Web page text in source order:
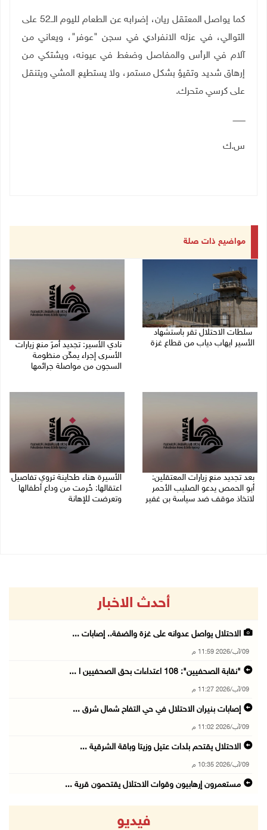
كما يواصل المعتقل ريان، إضرابه عن الطعام لليوم الــ52 على
التوالي، في عزله الانفرادي في سجن "عوفر"، ويعاني من
آلام في الرأس والمفاصل وضغط في عيونه، ويشتكي من
إرهاق شديد وتقيؤ بشكل مستمر، ولا يستطيع المشي ويتنقل
على كرسي متحرك.
ــــــــــ
س.ك
مواضيع ذات صلة
سلطات الاحتلال تقر باستشهاد
الأسير ايهاب دياب من قطاع غزة
نادي الأسير: تجديد أمرَ منع زيارات
الأسرى إجراء يمكّن منظومة
السجون من مواصلة جرائمها
بعد تجديد منع زيارات المعتقلين:
أبو الحمص يدعو الصليب الأحمر
لاتخاذ موقف ضد سياسة بن غفير
الأسيرة هناء طحاينة تروي تفاصيل
اعتقالها: حُرمت من وداع أطفالها
وتعرضت للإهانة
أحدث الاخبار
الاحتلال يواصل عدوانه على غزة والضفة.. إصابات ...
09/آب/2026 11:59 م
"نقابة الصحفيين": 108 اعتداءات بحق الصحفيين ا ...
09/آب/2026 11:27 م
إصابات بنيران الاحتلال في حي التفاح شمال شرق ...
09/آب/2026 11:02 م
الاحتلال يقتحم بلدات عتيل وزيتا وباقة الشرقية ...
09/آب/2026 10:35 م
مستعمرون إرهابيون وقوات الاحتلال يقتحمون قرية ...
قصف مدفعي للاحتلال وإطلاق نار كثيف شمال ووسط ...
فيديو